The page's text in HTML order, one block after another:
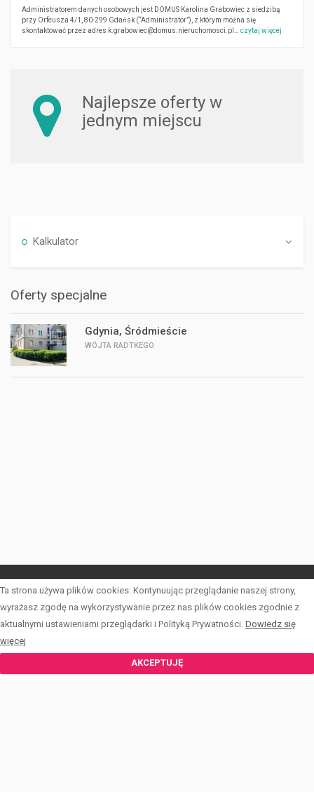
Administratorem danych osobowych jest DOMUS Karolina Grabowiec z siedzibą
przy Orfeusza 4/1, 80-299 Gdańsk (“Administrator”), z którym można się
skontaktować przez adres k.grabowiec@domus.nieruchomosci.pl… czytaj więcej
Najlepsze oferty w
jednym miejscu
Kalkulator
Oferty specjalne
Gdynia, Śródmieście
WÓJTA RADTKEGO
LISTA OFERT
FORMULARZE
Ta strona używa plików cookies. Kontynuując przeglądanie naszej strony,
wyrażasz zgodę na wykorzystywanie przez nas plików cookies zgodnie z
aktualnymi ustawieniami przeglądarki i Polityką Prywatności. Dowiedz się
więcej
AKCEPTUJĘ